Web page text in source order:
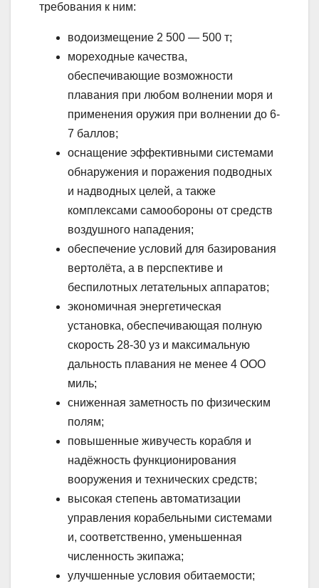
требования к ним:
водоизмещение 2 500 — 500 т;
мореходные качества,
обеспечивающие возможности
плавания при любом волнении моря и
применения оружия при волнении до 6-
7 баллов;
оснащение эффективными системами
обнаружения и поражения подводных
и надводных целей, а также
комплексами самообороны от средств
воздушного нападения;
обеспечение условий для базирования
вертолёта, а в перспективе и
беспилотных летательных аппаратов;
экономичная энергетическая
установка, обеспечивающая полную
скорость 28-30 уз и максимальную
дальность плавания не менее 4 ООО
миль;
сниженная заметность по физическим
полям;
повышенные живучесть корабля и
надёжность функционирования
вооружения и технических средств;
высокая степень автоматизации
управления корабельными системами
и, соответственно, уменьшенная
численность экипажа;
улучшенные условия обитаемости;